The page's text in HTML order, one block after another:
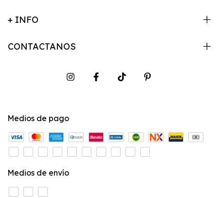
+ INFO
CONTACTANOS
Medios de pago
Medios de envío